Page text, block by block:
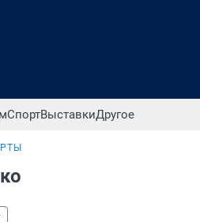
СпортВыставкиДругое